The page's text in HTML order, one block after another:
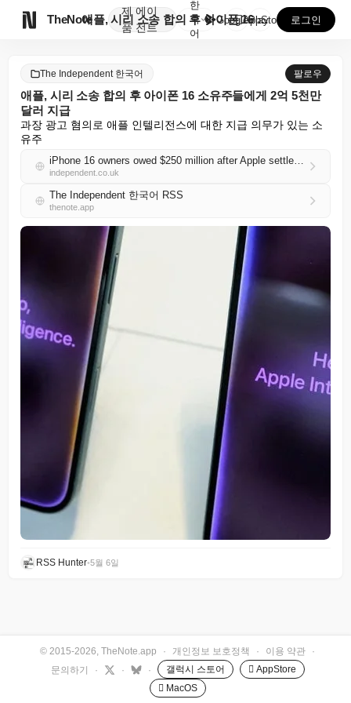
TheNote
제
품
에이
전트
애플, 시리 소송 합의 후 아이폰 16 소유주들에게 2...
한
국
어
GooglePlay
AppStore 로그인
The Independent 한국어 팔로우
애플, 시리 소송 합의 후 아이폰 16 소유주들에게 2억 5천만
달러 지급
과장 광고 혐의로 애플 인텔리전스에 대한 지급 의무가 있는 소
유주
iPhone 16 owners owed $250 million after Apple settles Siri lawsuit
independent.co.uk
The Independent 한국어 RSS
thenote.app
RSS Hunter•5월 6일
© 2015-2026, TheNote.app · 개인정보 보호정책 · 이용 약관
·
문의하기
· · · 갤럭시 스토어
 AppStore
 MacOS